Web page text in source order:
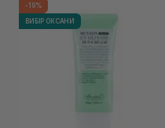
-19%
ВИБІР ОКСАНИ